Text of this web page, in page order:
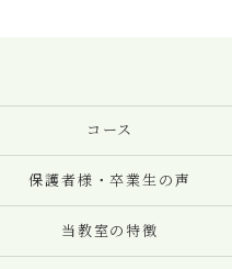
コース
保護者様・卒業生の声
当教室の特徴